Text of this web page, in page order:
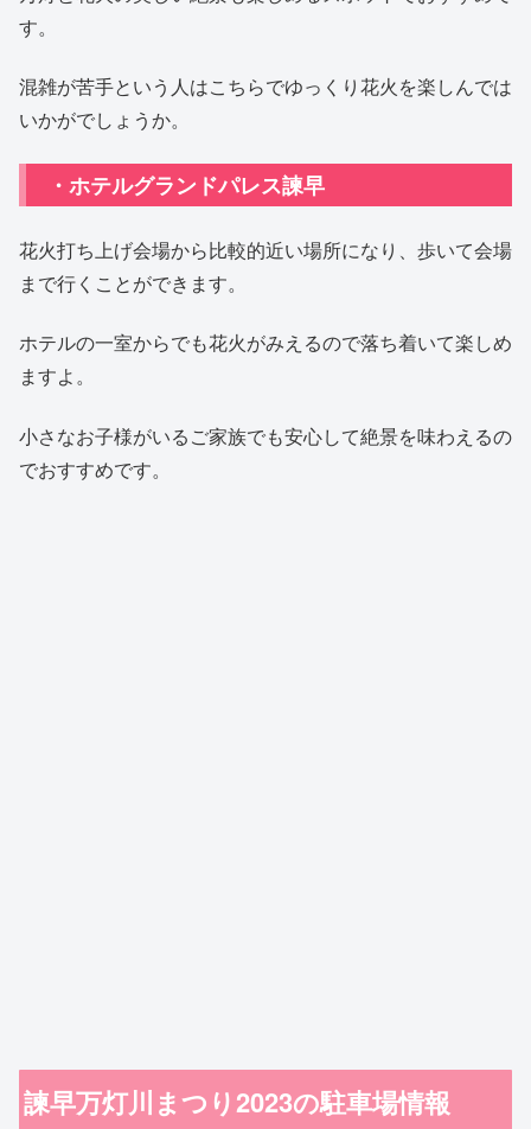
す。
混雑が苦手という人はこちらでゆっくり花火を楽しんでは
いかがでしょうか。
・ホテルグランドパレス諫早
花火打ち上げ会場から比較的近い場所になり、歩いて会場
まで行くことができます。
ホテルの一室からでも花火がみえるので落ち着いて楽しめ
ますよ。
小さなお子様がいるご家族でも安心して絶景を味わえるの
でおすすめです。
諫早万灯川まつり2023の駐車場情報